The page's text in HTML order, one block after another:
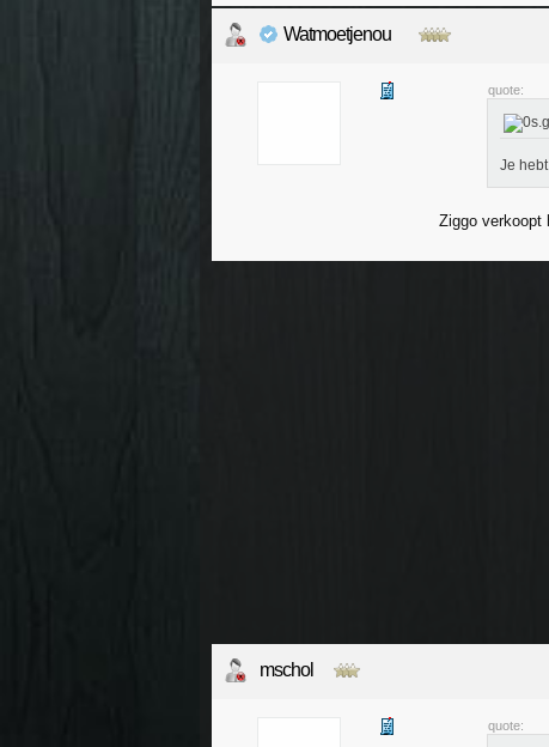
Watmoetjenou
quote:
Je hebt
Ziggo verkoopt
mschol
quote: